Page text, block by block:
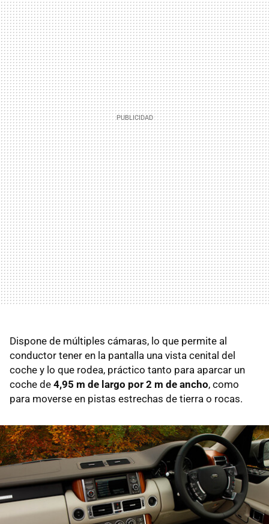
Dispone de múltiples cámaras, lo que permite al
conductor tener en la pantalla una vista cenital del
coche y lo que rodea, práctico tanto para aparcar un
coche de 4,95 m de largo por 2 m de ancho, como
para moverse en pistas estrechas de tierra o rocas.